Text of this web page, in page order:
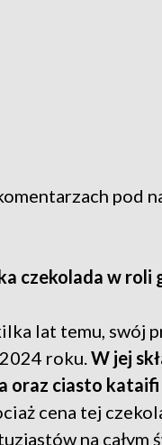
pod
czekolada w roli
lat temu, swój
roku. W jej
oraz ciasto kataifi
cena tej
na całym